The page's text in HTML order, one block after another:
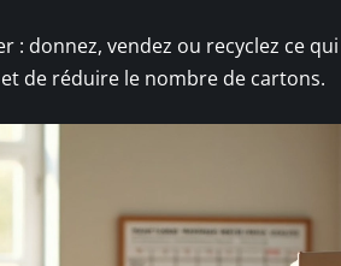
: donnez, vendez ou recyclez ce
et de réduire le nombre de cartons.